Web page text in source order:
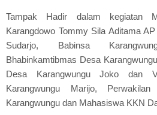
Tampak Hadir dalam kegiatan
Karangdowo Tommy Sila Aditama
Sudarjo, Babinsa
Bhabinkamtibmas Desa
Desa Karangwungu Joko dan
Karangwungu Marijo,
Karangwungu dan Mahasiswa KKN